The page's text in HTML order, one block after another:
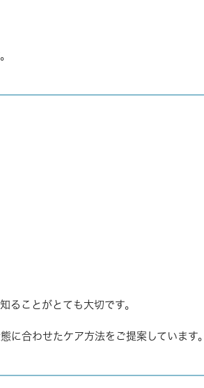
ることがとても大切です。
に合わせたケア方法をご提案しています。